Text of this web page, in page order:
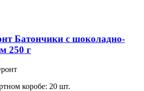
Батончики с шоколадно-
250 г
коробе: 20 шт.